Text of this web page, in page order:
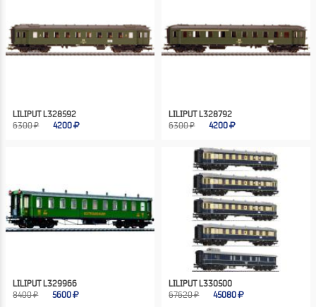
LILIPUT L328592
6300 ₽
4200
LILIPUT L328792
6300 ₽
4200
LILIPUT L329966
8400 ₽
5600
LILIPUT L330500
67620 ₽
45080